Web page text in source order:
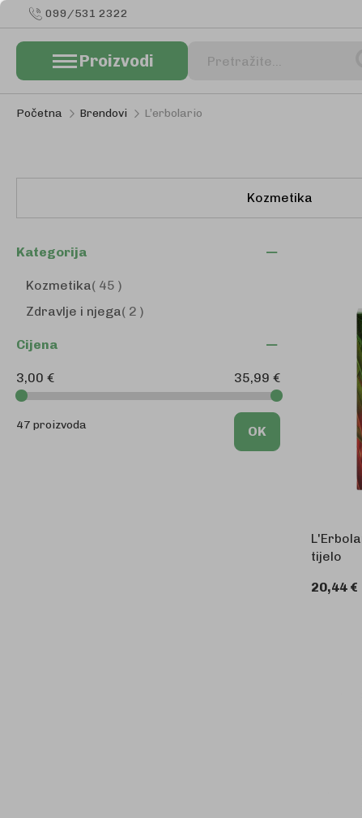
099/531 2322
Proizvodi
Pretraživanje
Početna Brendovi L’erbolario
Kozmetika
tijelo
20,44 €
Kategorija
Kozmetika 45 proizvodi
Zdravlje i njega 2 proizvodi
Cijena
3,00 € 35,99 €
47 proizvoda OK